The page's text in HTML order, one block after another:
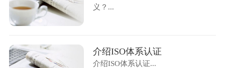
义？...
介绍ISO体系认证
介绍ISO体系认证...